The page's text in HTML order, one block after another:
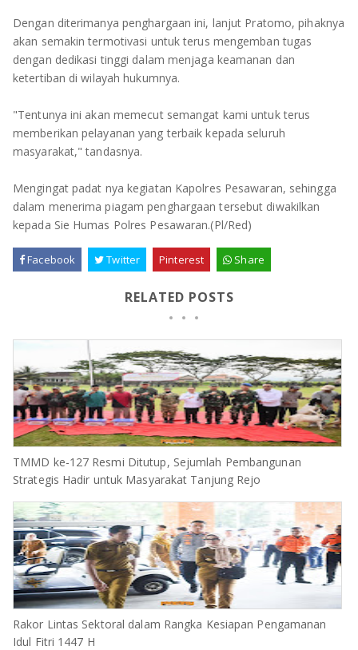
Dengan diterimanya penghargaan ini, lanjut Pratomo, pihaknya
akan semakin termotivasi untuk terus mengemban tugas
dengan dedikasi tinggi dalam menjaga keamanan dan
ketertiban di wilayah hukumnya.
"Tentunya ini akan memecut semangat kami untuk terus
memberikan pelayanan yang terbaik kepada seluruh
masyarakat," tandasnya.
Mengingat padat nya kegiatan Kapolres Pesawaran, sehingga
dalam menerima piagam penghargaan tersebut diwakilkan
kepada Sie Humas Polres Pesawaran.(Pl/Red)
Facebook Twitter Pinterest Share
RELATED POSTS
TMMD ke-127 Resmi Ditutup, Sejumlah Pembangunan
Strategis Hadir untuk Masyarakat Tanjung Rejo
Rakor Lintas Sektoral dalam Rangka Kesiapan Pengamanan
Idul Fitri 1447 H